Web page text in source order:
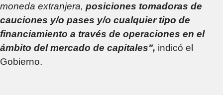
moneda extranjera, posiciones tomadoras de
cauciones y/o pases y/o cualquier tipo de
financiamiento a través de operaciones en el
ámbito del mercado de capitales", indicó el
Gobierno.